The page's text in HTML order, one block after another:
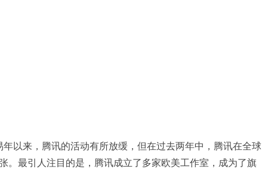
以来，腾讯的活动有所放缓，但在过去两年中，腾讯在全球
。最引人注目的是，腾讯成立了多家欧美工作室，成为了旗